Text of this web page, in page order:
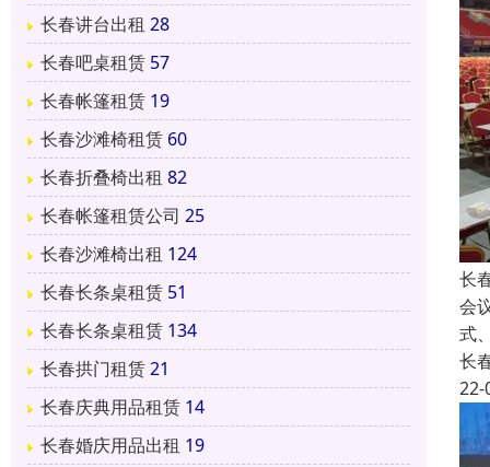
长春讲台出租 28
长春吧桌租赁 57
长春帐篷租赁 19
长春沙滩椅租赁 60
长春折叠椅出租 82
长春帐篷租赁公司 25
长春沙滩椅出租 124
长春长条桌租赁 51
长春长条桌租赁 134
长春拱门租赁21
长春庆典用品租赁 14
长春婚庆用品出租 19
长
会
式
长
22-